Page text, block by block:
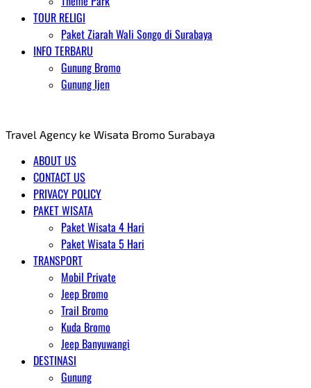
TOUR RELIGI
Paket Ziarah Wali Songo di Surabaya
INFO TERBARU
Gunung Bromo
Gunung Ijen
Travel Agency ke Wisata Bromo Surabaya
ABOUT US
CONTACT US
PRIVACY POLICY
PAKET WISATA
Paket Wisata 4 Hari
Paket Wisata 5 Hari
TRANSPORT
Mobil Private
Jeep Bromo
Trail Bromo
Kuda Bromo
Jeep Banyuwangi
DESTINASI
Gunung